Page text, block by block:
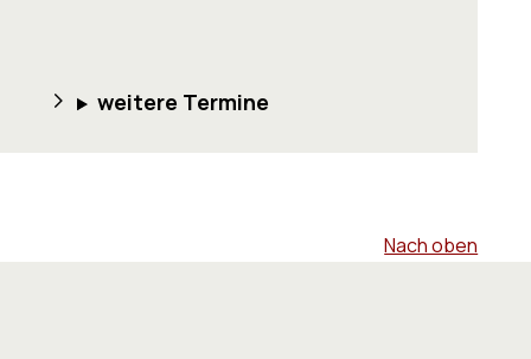
weitere Termine
Nach oben